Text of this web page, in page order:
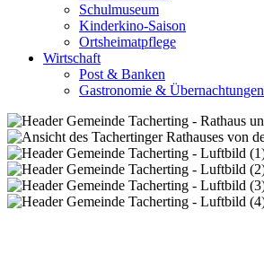
Schulmuseum
Kinderkino-Saison
Ortsheimatpflege
Wirtschaft
Post & Banken
Gastronomie & Übernachtungen